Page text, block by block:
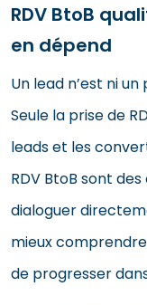
RDV BtoB
en dépend
Un lead n’est ni
Seule la prise de
leads et les
RDV BtoB sont
dialoguer
mieux
de progresser